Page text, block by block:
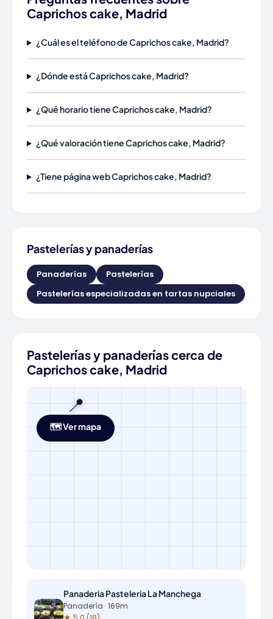
Caprichos cake, Madrid
¿Cuál es el teléfono de Caprichos cake, Madrid?
¿Dónde está Caprichos cake, Madrid?
¿Qué horario tiene Caprichos cake, Madrid?
¿Qué valoración tiene Caprichos cake, Madrid?
¿Tiene página web Caprichos cake, Madrid?
Pastelerías y panaderías
Panaderías
Pastelerías
Pastelerías especializadas en tartas nupciales
Pastelerías y panaderías cerca de
Caprichos cake, Madrid
📍
🗺️ Ver mapa
Panaderia Pasteleria La Manchega
Panadería · 169m